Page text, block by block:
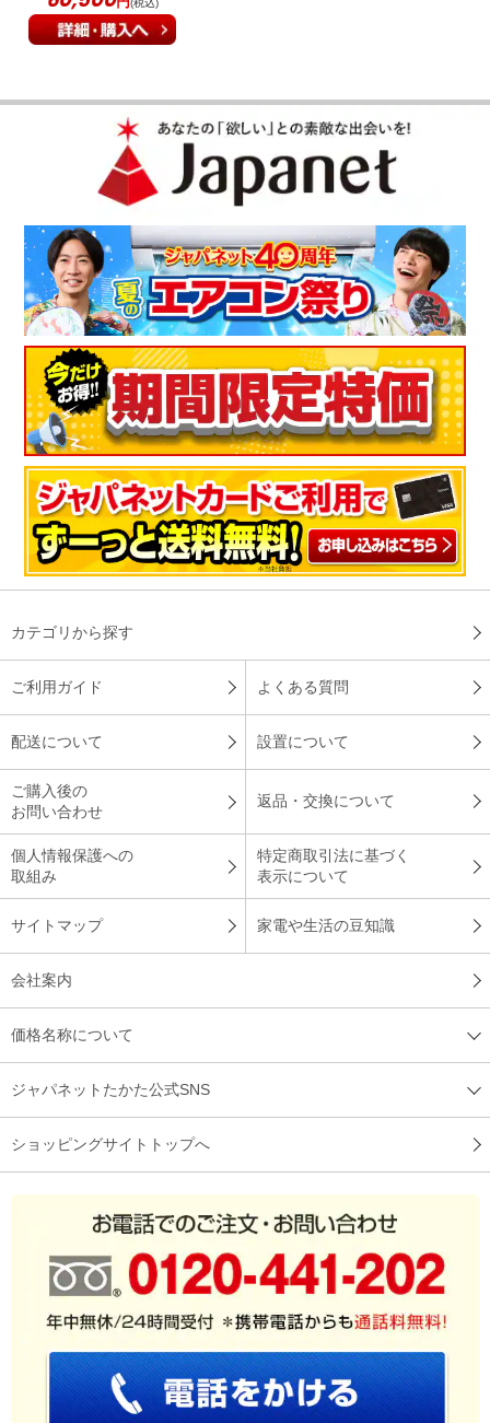
壁に寄せられる所がいい！
音が静かで、前面から吸引してくれるので壁に寄せられる所が
いいです。センサ－の反応も申し分ないです。
兵庫県
赤ちゃんがいる部屋も安心！
娘夫婦のお祝いで購入しました。赤ちゃんがいる部屋で使用し
ていて、安心して育てられると大変喜んでくれました。
（福岡県 50代 I.F様）
見た目と機能で選びました
見た目と機能で選びました！猫の毛を吸ってくれて助かってい
ます。見た目も黒でかっこいいし、夜電気を消したら勝手に暗
くなってくれて気になりません。
※「お客様の声」は実際にご購入されたお客様からのご意見を掲載しておりま
す。
(税込)
カテゴリから探す
ご利用ガイド よくある質問
配送について 設置について
ご購入後の
お問い合わせ
返品・交換について
個人情報保護への
取組み
特定商取引法に基づく
表示について
サイトマップ 家電や生活の豆知識
会社案内
価格名称について
ジャパネットたかた公式SNS
ショッピングサイトトップへ